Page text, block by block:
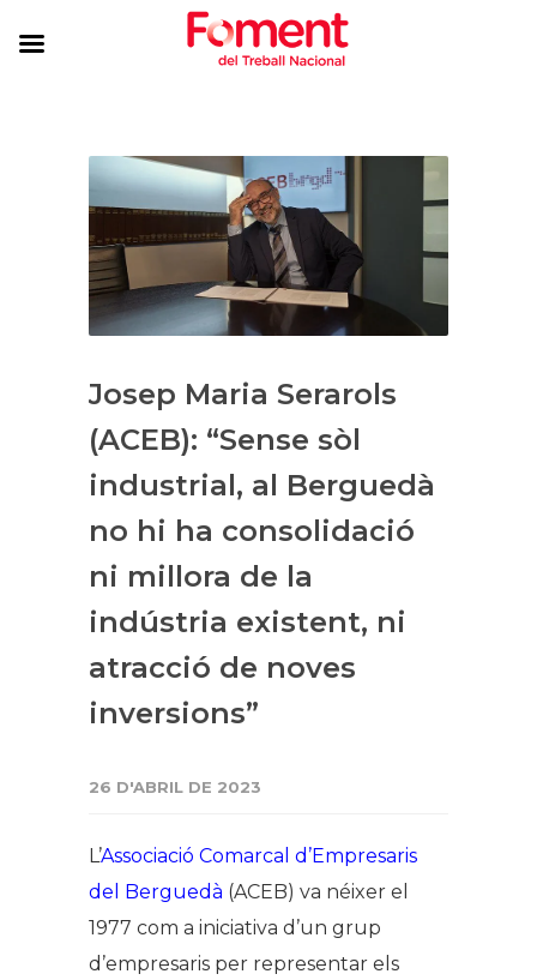
Josep Maria Serarols
(ACEB): “Sense sòl
industrial, al Berguedà
no hi ha consolidació
ni millora de la
indústria existent, ni
atracció de noves
inversions”
26 D'ABRIL DE 2023
L’Associació Comarcal d’Empresaris
del Berguedà (ACEB) va néixer el
1977 com a iniciativa d’un grup
d’empresaris per representar els